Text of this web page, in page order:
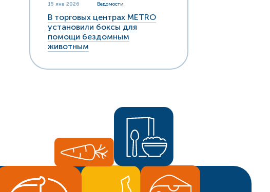
15 янв 2026 Ведомости
В торговых центрах METRO
установили боксы для
помощи бездомным
животным